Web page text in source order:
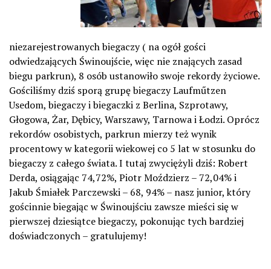
niezarejestrowanych biegaczy ( na ogół gości
odwiedzających Świnoujście, więc nie znających zasad
biegu parkrun), 8 osób ustanowiło swoje rekordy życiowe.
Gościliśmy dziś sporą grupę biegaczy Laufműtzen
Usedom, biegaczy i biegaczki z Berlina, Szprotawy,
Głogowa, Żar, Dębicy, Warszawy, Tarnowa i Łodzi. Oprócz
rekordów osobistych, parkrun mierzy też wynik
procentowy w kategorii wiekowej co 5 lat w stosunku do
biegaczy z całego świata. I tutaj zwyciężyli dziś: Robert
Derda, osiągając 74,72%, Piotr Moździerz – 72,04% i
Jakub Śmiałek Parczewski – 68, 94% – nasz junior, który
gościnnie biegając w Świnoujściu zawsze mieści się w
pierwszej dziesiątce biegaczy, pokonując tych bardziej
doświadczonych – gratulujemy!